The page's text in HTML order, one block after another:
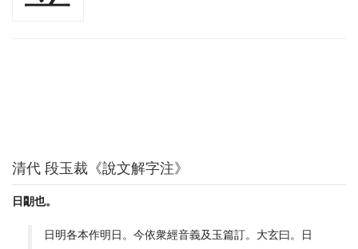
清代 段玉裁《說文解字注》
日朙也。
日明各本作明日。今依衆經音義及玉篇訂。大玄曰。日